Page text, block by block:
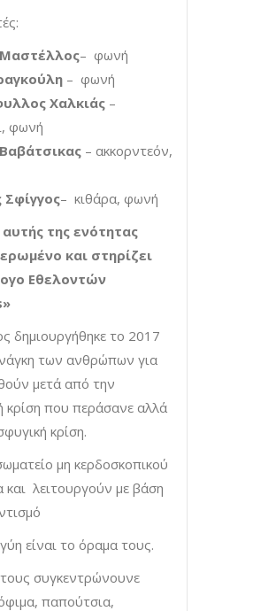
– φωνή
– φωνή
Χαλκιάς –
φωνή
– ακκορντεόν,
Σφίγγος– κιθάρα, φωνή
αυτής της ενότητας
και στηρίζει
Εθελοντών
»
δημιουργήθηκε το 2017
των ανθρώπων για
μετά από την
κρίση που περάσανε αλλά
κρίση.
μη κερδοσκοπικού
και λειτουργούν με βάση
είναι το όραμα τους.
συγκεντρώνουνε
παπούτσια,